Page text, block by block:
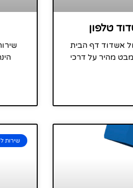
טלפון
אשדוד דף הבית
מהיר על דרכי
שירות